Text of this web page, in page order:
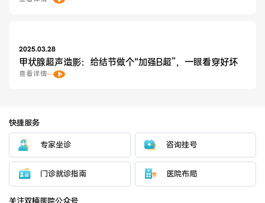
甲状腺超声造影：给结节做个“加强B超”，一眼看穿好坏